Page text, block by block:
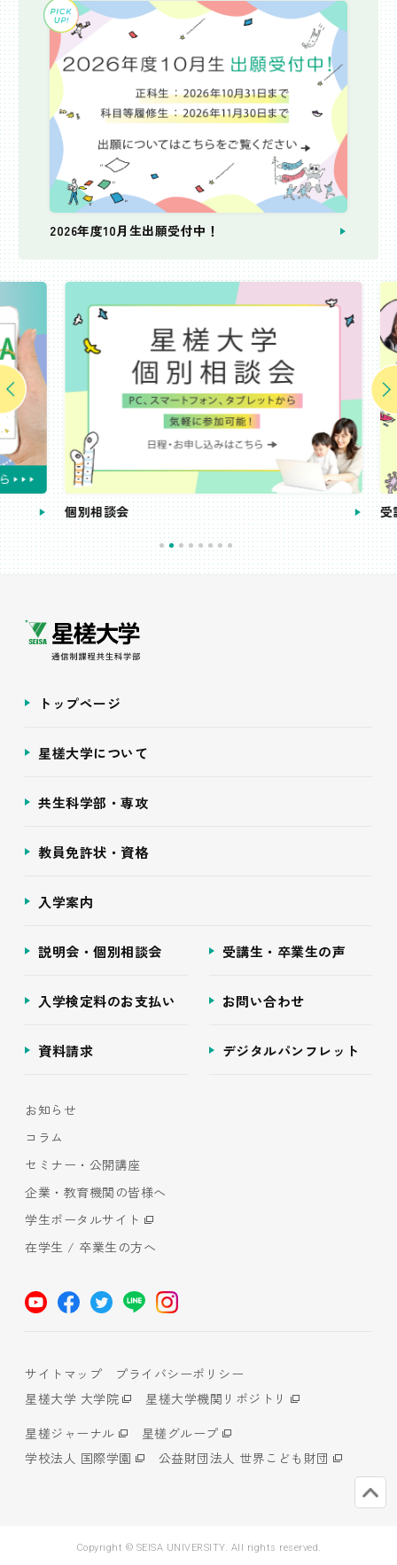
2026年度10月生出願受付中！
個別相談会 受講
トップページ
星槎大学について
共生科学部・専攻
教員免許状・資格
入学案内
説明会・個別相談会 受講生・卒業生の声
入学検定料のお支払い お問い合わせ
資料請求 デジタルパンフレット
お知らせ
コラム
セミナー・公開講座
企業・教育機関の皆様へ
学生ポータルサイト
在学生 / 卒業生の方へ
サイトマップ
プライバシーポリシー
星槎大学 大学院
星槎大学機関リポジトリ
星槎ジャーナル
星槎グループ
学校法人 国際学園
公益財団法人 世界こども財団
Copyright © SEISA UNIVERSITY. All rights reserved.